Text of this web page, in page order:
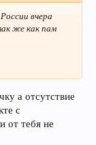
вчера
же как пам
а отсутствие
с
от тебя не